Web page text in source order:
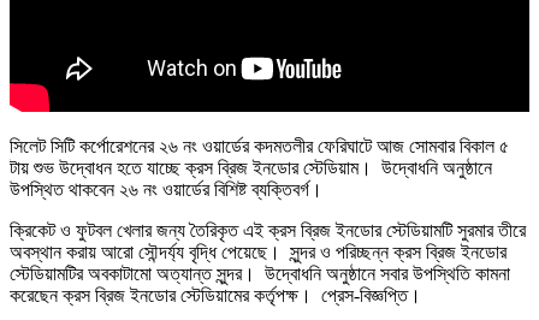
সিলেট সিটি কর্পোরেশনের ২৬ নং ওয়ার্ডের কদমতলীর ফেরিঘাটে আজ সোমবার বিকাল ৫
টায় শুভ উদ্বোধন হতে যাচ্ছে ক্রস ব্রিজ ইনডোর স্টেডিয়াম। উদ্বোধনি অনুষ্ঠানে
উপস্থিত থাকবেন ২৬ নং ওয়ার্ডের বিশিষ্ট ব্যক্তিবর্গ।
ক্রিকেট ও ফুটবল খেলার জন্য তৈরিকৃত এই ক্রস ব্রিজ ইনডোর স্টেডিয়ামটি সুরমার তীরে
অবস্থান করায় আরো সৌন্দর্য্য বৃদ্ধি পেয়েছে। সুন্দর ও পরিচ্ছন্ন ক্রস ব্রিজ ইনডোর
স্টেডিয়ামটির অবকাটামো অত্যান্ত সুন্দর। উদ্বোধনি অনুষ্ঠানে সবার উপস্থিতি কামনা
করেছেন ক্রস ব্রিজ ইনডোর স্টেডিয়ামের কর্তৃপক্ষ। প্রেস-বিজ্ঞপ্তি।